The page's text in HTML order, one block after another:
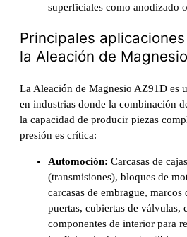
superficiales como anodizado
Principales
la Aleación de
La Aleación de Magnesio AZ91D es
en industrias donde la combinación
la capacidad de producir piezas
presión es crítica:
Automoción: Carcasas de
(transmisiones), bloques de
carcasas de embrague, marcos
puertas, cubiertas de válvulas,
componentes de interior para